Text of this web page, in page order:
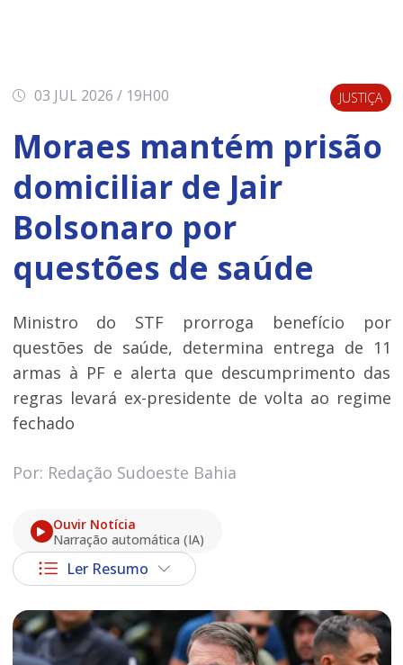
03 JUL 2026 / 19H00 JUSTIÇA
Moraes mantém prisão
domiciliar de Jair
Bolsonaro por
questões de saúde
Ministro do STF prorroga benefício por
questões de saúde, determina entrega de 11
armas à PF e alerta que descumprimento das
regras levará ex-presidente de volta ao regime
fechado
Por: Redação Sudoeste Bahia
Ouvir Notícia
Narração automática (IA)
Ler Resumo